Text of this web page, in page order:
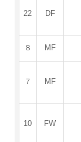
22 DF
８ MF
７ MF
10 FW